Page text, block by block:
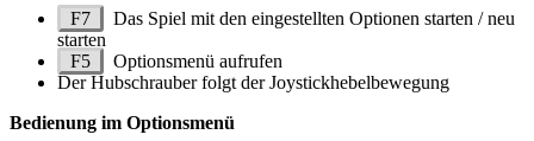
F7
Das Spiel mit den eingestellten Optionen starten / neu
starten
F5
Optionsmenü aufrufen
Der Hubschrauber folgt der Joystickhebelbewegung
Bedienung im Optionsmenü